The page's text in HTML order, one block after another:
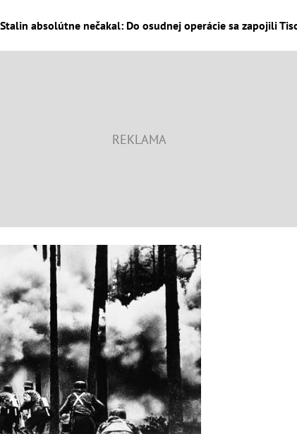
absolútne nečakal: Do osudnej operácie sa zapojili